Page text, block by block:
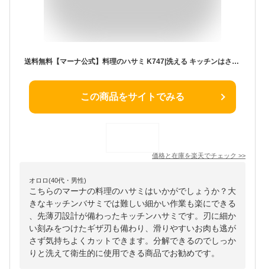
送料無料【マーナ公式】料理のハサミ K747|洗える キッチンはさみ 分解 キッチンハサミ 切れ味抜群 食洗機対応 防サビ加工 錆びにくい 左利き 両利き 細かい作業 調理 料理 肉切り 海苔 野菜 カット ステンレス 便利グッズ おしゃれ キッチンツール メール便 黒 白
この商品をサイトでみる
価格と在庫を楽天でチェック >>
オロロ(40代・男性)
こちらのマーナの料理のハサミはいかがでしょうか？大
きなキッチンバサミでは難しい細かい作業も楽にできる
、先薄刃設計が備わったキッチンハサミです。刃に細か
い刻みをつけたギザ刃も備わり、滑りやすいお肉も逃が
さず気持ちよくカットできます。分解できるのでしっか
りと洗えて衛生的に使用できる商品でお勧めです。